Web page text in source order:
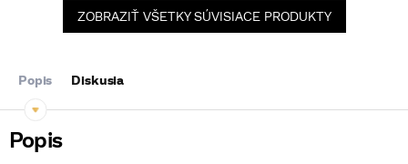
ZOBRAZIŤ VŠETKY SÚVISIACE PRODUKTY
Popis Diskusia